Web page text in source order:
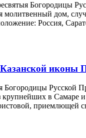
Богородицы
дом,
Россия,
Казанской
Русской
в Самаре
приемлющей